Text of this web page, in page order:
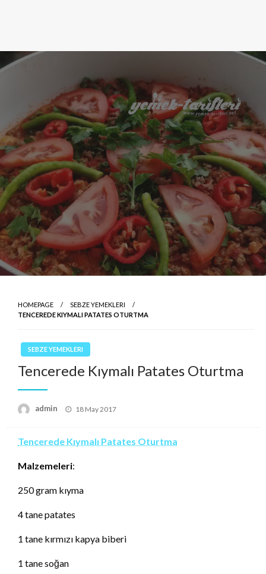
HOMEPAGE
SEBZE YEMEKLERI
TENCEREDE KIYMALI PATATES OTURTMA
SEBZE YEMEKLERI
Tencerede Kıymalı Patates Oturtma
admin
Posted
18 May 2017
Tencerede Kıymalı Patates Oturtma
Malzemeleri:
250 gram kıyma
4 tane patates
1 tane kırmızı kapya biberi
1 tane soğan